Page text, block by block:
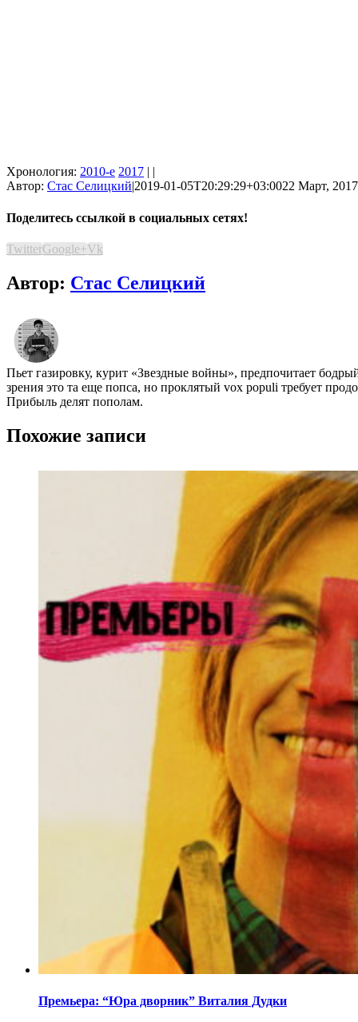
Хронология: 2010-е 2017 | |
Автор: Стас Селицкий|2019-01-05T20:29:29+03:0022 Март,
Поделитесь ссылкой в социальных сетях!
TwitterGoogle+Vk
Автор: Стас Селицкий
Пьет газировку, курит «Звездные войны», предпочитает
зрения это та еще попса, но проклятый vox populi требует
Прибыль делят пополам.
Похожие записи
Премьера: “Юра дворник” Виталия Дудки